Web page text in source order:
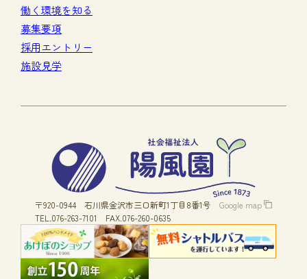
働く環境を知る
募集要項
採用エントリー
施設見学
〒920-0944 石川県金沢市三口新町1丁目8番1号
Google map
TEL.076-263-7101
FAX.076-260-0635